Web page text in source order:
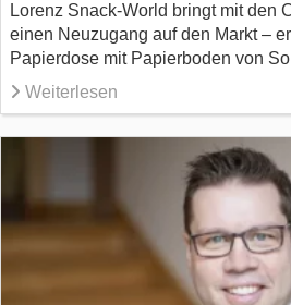
Lorenz Snack-World bringt mit den
einen Neuzugang auf den Markt –
Papierdose mit Papierboden von
Weiterlesen